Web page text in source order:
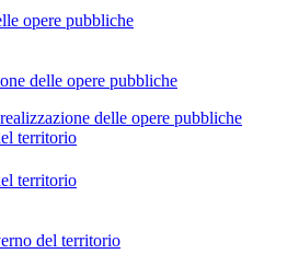
opere pubbliche
delle opere pubbliche
delle opere pubbliche
territorio
territorio
del territorio